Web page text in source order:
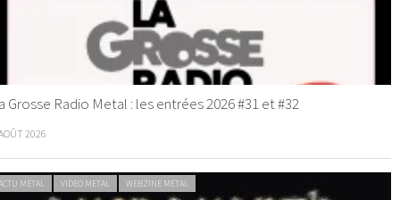
Grosse Radio Metal : les entrées 2026 #31 et #32
2026
METAL VIDEO METAL WEBZINE METAL